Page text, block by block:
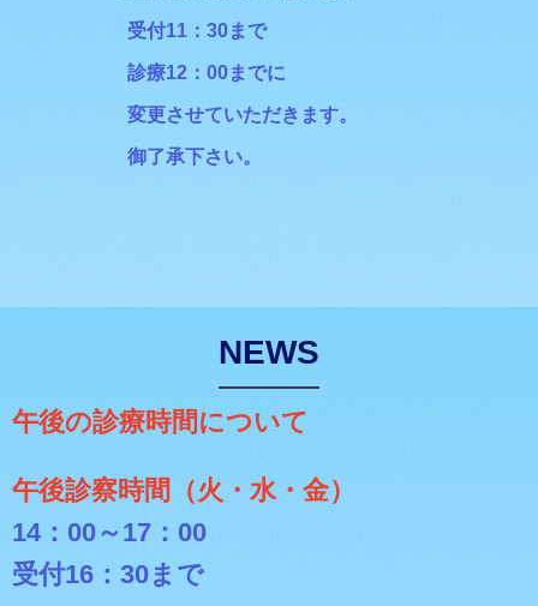
受付11：30まで
診療12：00までに
変更させていただきます。
御了承下さい。
NEWS
午後の診療時間について
午後診察時間（火・水・金）
14：00～17：00
受付16：30まで